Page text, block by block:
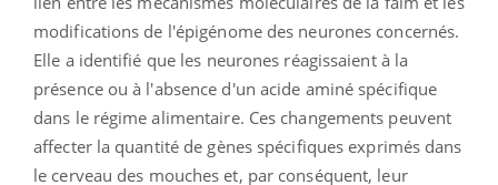
modifications de l'épigénome des neurones concernés.
Elle a identifié que les neurones réagissaient à la
présence ou à l'absence d'un acide aminé spécifique
dans le régime alimentaire. Ces changements peuvent
affecter la quantité de gènes spécifiques exprimés dans
le cerveau des mouches et, par conséquent, leur